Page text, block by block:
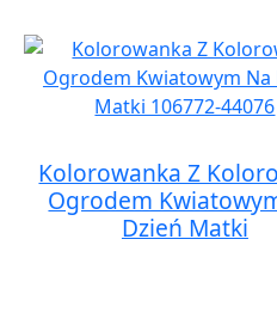
Kolorowanka Z
Ogrodem
Dzień Matki